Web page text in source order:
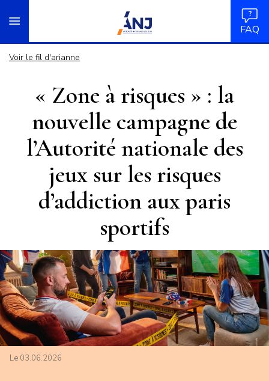
au
accueil
FAQ
Voir le fil d'arianne
« Zone à risques » : la
nouvelle campagne de
l’Autorité nationale des
jeux sur les risques
d’addiction aux paris
sportifs
Le 03.06.2026